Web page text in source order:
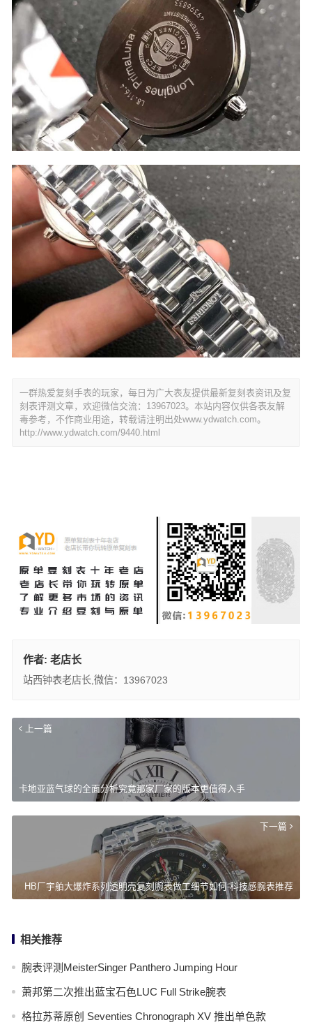
一群热爱复刻手表的玩家，每日为广大表友提供最新复刻表资讯及复
刻表评测文章，欢迎微信交流：13967023。本站内容仅供各表友解
毒参考，不作商业用途，转载请注明出处www.ydwatch.com。
http://www.ydwatch.com/9440.html
作者: 老店长
站西钟表老店长,微信：13967023
上一篇
卡地亚蓝气球的全面分析究竟那家厂家的版本更值得入手
下一篇
HB厂宇舶大爆炸系列透明壳复刻腕表做工细节如何-科技感腕表推荐
相关推荐
腕表评测MeisterSinger Panthero Jumping Hour
萧邦第二次推出蓝宝石色LUC Full Strike腕表
格拉苏蒂原创 Seventies Chronograph XV 推出单色款